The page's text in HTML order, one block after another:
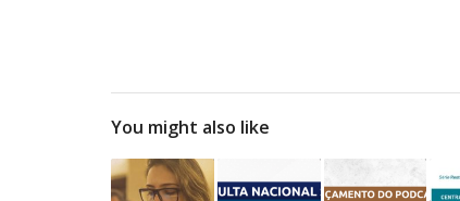
You might also like